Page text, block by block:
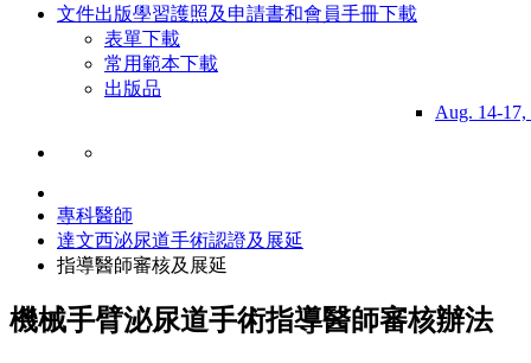
文件出版學習護照及申請書和會員手冊下載
表單下載
常用範本下載
出版品
Aug. 14-17,
專科醫師
達文西泌尿道手術認證及展延
指導醫師審核及展延
機械手臂泌尿道手術指導醫師審核辦法